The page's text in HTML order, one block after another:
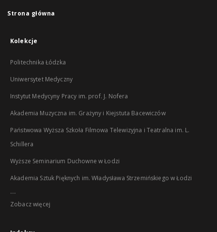
Strona główna
Kolekcje
Politechnika Łódzka
Uniwersytet Medyczny
Instytut Medycyny Pracy im. prof. J. Nofera
Akademia Muzyczna im. Grażyny i Kiejstuta Bacewiczów
Państwowa Wyższa Szkoła Filmowa Telewizyjna i Teatralna im. L.
Schillera
Wyższe Seminarium Duchowne w Łodzi
Akademia Sztuk Pięknych im. Władysława Strzemińskiego w Łodzi
...
Zobacz więcej